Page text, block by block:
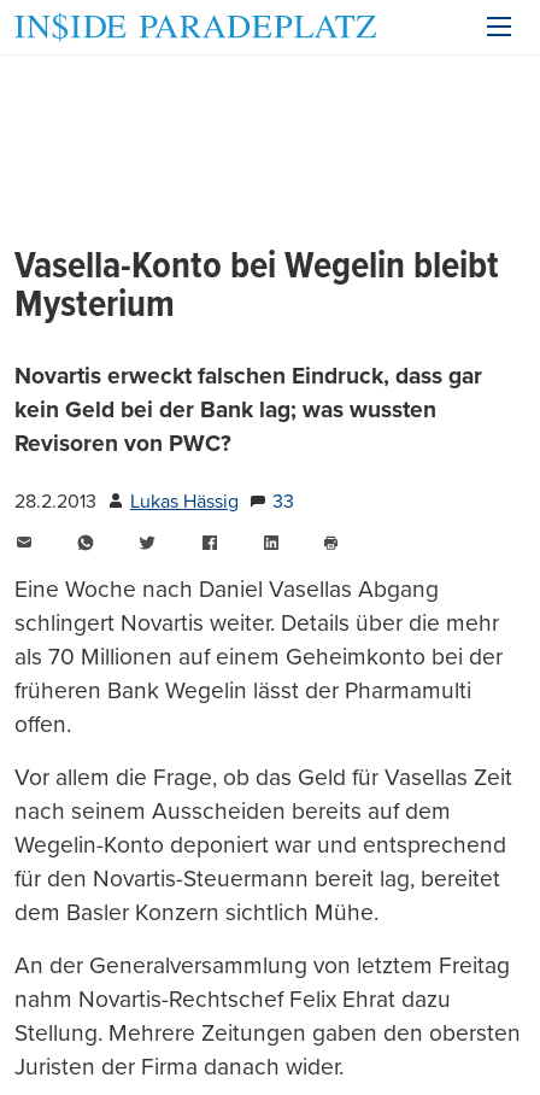
Vasella-Konto bei Wegelin bleibt
Mysterium
Novartis erweckt falschen Eindruck, dass gar
kein Geld bei der Bank lag; was wussten
Revisoren von PWC?
28.2.2013 Lukas Hässig
33
WhatsAppTwitter FacebookLinkedIn
drucken
Eine Woche nach Daniel Vasellas Abgang
schlingert Novartis weiter. Details über die mehr
als 70 Millionen auf einem Geheimkonto bei der
früheren Bank Wegelin lässt der Pharmamulti
offen.
Vor allem die Frage, ob das Geld für Vasellas Zeit
nach seinem Ausscheiden bereits auf dem
Wegelin-Konto deponiert war und entsprechend
für den Novartis-Steuermann bereit lag, bereitet
dem Basler Konzern sichtlich Mühe.
An der Generalversammlung von letztem Freitag
nahm Novartis-Rechtschef Felix Ehrat dazu
Stellung. Mehrere Zeitungen gaben den obersten
Juristen der Firma danach wider.